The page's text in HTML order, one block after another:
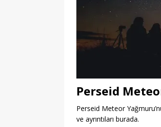
Perseid
Perseid Meteor
ve ayrıntıları burada.